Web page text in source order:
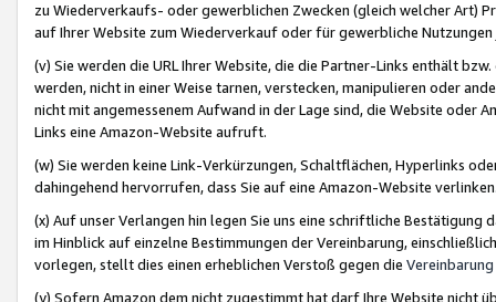
zu Wiederverkaufs- oder gewerblichen Zwecken (gleich welcher Art)
auf Ihrer Website zum Wiederverkauf oder für gewerbliche
(v) Sie werden die URL Ihrer Website, die die Partner-Links enthält
werden, nicht in einer Weise tarnen, verstecken, manipulieren oder
nicht mit angemessenem Aufwand in der Lage sind, die Website oder
Links eine Amazon-Website aufruft.
(w) Sie werden keine Link-Verkürzungen, Schaltflächen, Hyperlinks
dahingehend hervorrufen, dass Sie auf eine Amazon-Website
(x) Auf unser Verlangen hin legen Sie uns eine schriftliche
im Hinblick auf einzelne Bestimmungen der Vereinbarung,
vorlegen, stellt dies einen erheblichen Verstoß gegen die Vereinbarung
(y) Sofern Amazon dem nicht zugestimmt hat darf Ihre Website nicht